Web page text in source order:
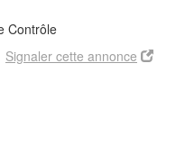
Contrôle
Signaler cette annonce